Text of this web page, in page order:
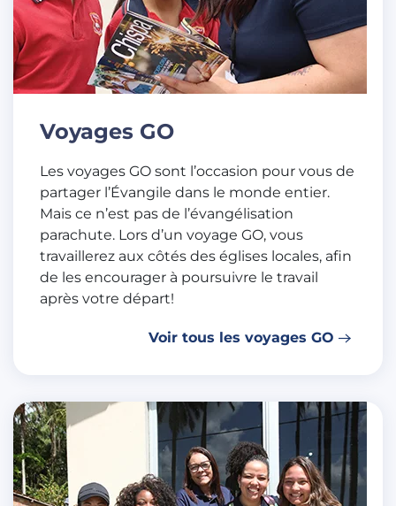
Voyages GO
Les voyages GO sont l’occasion pour vous de
partager l’Évangile dans le monde entier.
Mais ce n’est pas de l’évangélisation
parachute. Lors d’un voyage GO, vous
travaillerez aux côtés des églises locales, afin
de les encourager à poursuivre le travail
après votre départ!
Voir tous les voyages GO